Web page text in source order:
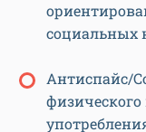
социальных
Антиспайс/
физического